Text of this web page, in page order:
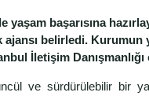
başarısına
belirledi. Kurumun
İletişim Danışmanlığı
ve sürdürülebilir bir